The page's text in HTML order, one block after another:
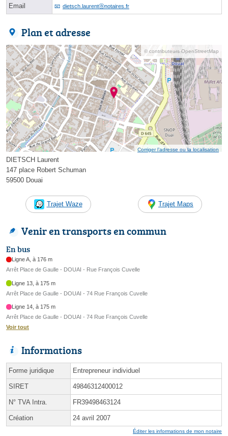
Email dietsch.laurentⓐnotaires.fr
Plan et adresse
© contributeurs OpenStreetMap
Corriger l’adresse ou la localisation
DIETSCH Laurent
147 place Robert Schuman
59500 Douai
Trajet Waze Trajet Maps
Venir en transports en commun
En bus
Ligne A, à 176 m
Arrêt Place de Gaulle - DOUAI - Rue François Cuvelle
Ligne 13, à 175 m
Arrêt Place de Gaulle - DOUAI - 74 Rue François Cuvelle
Ligne 14, à 175 m
Arrêt Place de Gaulle - DOUAI - 74 Rue François Cuvelle
Voir tout
Informations
Forme juridique Entrepreneur individuel
SIRET 49846312400012
N° TVA Intra. FR39498463124
Création 24 avril 2007
Éditer les informations de mon notaire